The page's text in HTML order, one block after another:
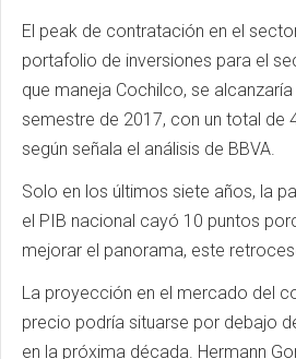
El peak de contratación en el
portafolio de inversiones para el
que maneja Cochilco, se
semestre de 2017, con un total de
según señala el análisis de BBVA.
Solo en los últimos siete años, la
el PIB nacional cayó 10 puntos
mejorar el panorama, este
La proyección en el mercado del
precio podría situarse por debajo
en la próxima década. Hermann